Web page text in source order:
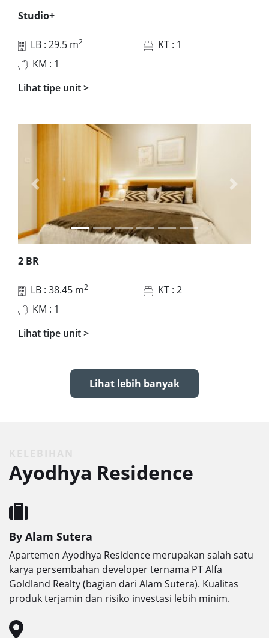
Studio+
LB : 29.5 m2 KT : 1
KM : 1
Lihat tipe unit>
Previous Next
2 BR
LB : 38.45 m2 KT : 2
KM : 1
Lihat tipe unit>
Lihat lebih banyak
Ayodhya Residence
By Alam Sutera
Apartemen Ayodhya Residence merupakan salah satu
karya persembahan developer ternama PT Alfa
Goldland Realty (bagian dari Alam Sutera). Kualitas
produk terjamin dan risiko investasi lebih minim.